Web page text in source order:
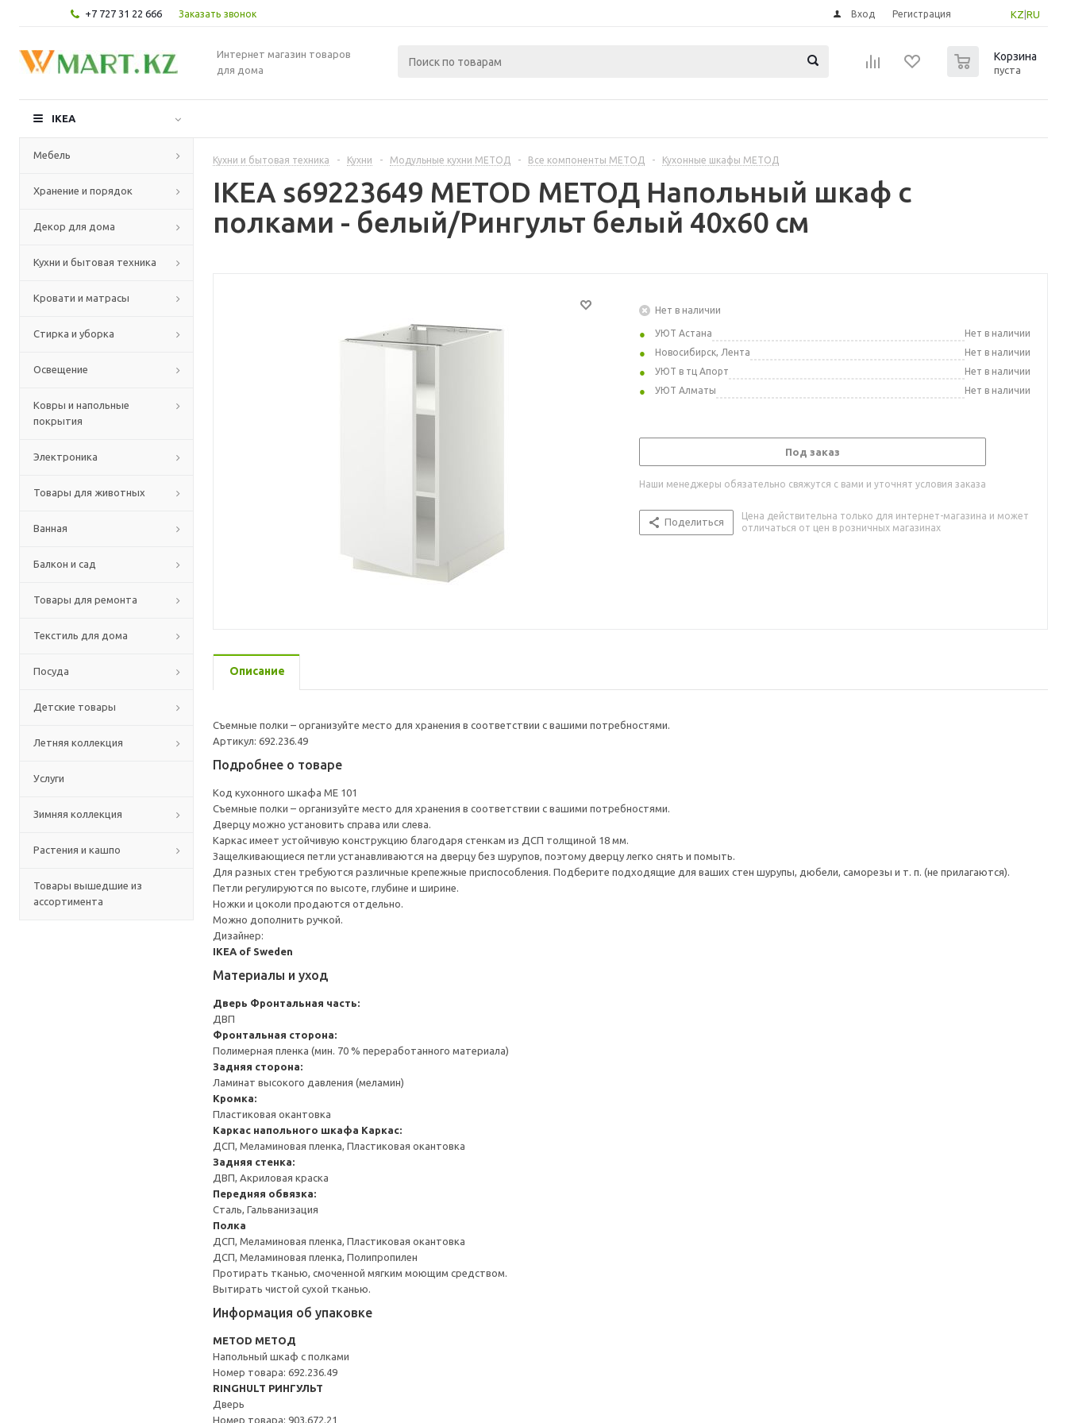
+7 727 31 22 666 Заказать звонок KZ RU
Вход Регистрация
Интернет магазин товаров
для дома
Корзина
пуста
IKEA
Мебель
Хранение и порядок
Декор для дома
Кухни и бытовая техника
Кровати и матрасы
Стирка и уборка
Освещение
Ковры и напольные
покрытия
Электроника
Товары для животных
Ванная
Балкон и сад
Товары для ремонта
Текстиль для дома
Посуда
Детские товары
Летняя коллекция
Услуги
Зимняя коллекция
Растения и кашпо
Товары вышедшие из
ассортимента
Кухни и бытовая техника - Кухни - Модульные кухни МЕТОД - Все компоненты МЕТОД - Кухонные шкафы МЕТОД
IKEA s69223649 METOD МЕТОД Напольный шкаф с
полками - белый/Рингульт белый 40x60 см
Нет в наличии
УЮТ Астана
Нет в наличии
Новосибирск, Лента
Нет в наличии
УЮТ в тц Апорт
Нет в наличии
УЮТ Алматы
Нет в наличии
Под заказ
Наши менеджеры обязательно свяжутся с вами и уточнят условия заказа
Поделиться
Цена действительна только для интернет-магазина и может
отличаться от цен в розничных магазинах
Описание
Съемные полки – организуйте место для хранения в соответствии с вашими потребностями.
Артикул: 692.236.49
Подробнее о товаре
Код кухонного шкафа ME 101
Съемные полки – организуйте место для хранения в соответствии с вашими потребностями.
Дверцу можно установить справа или слева.
Каркас имеет устойчивую конструкцию благодаря стенкам из ДСП толщиной 18 мм.
Защелкивающиеся петли устанавливаются на дверцу без шурупов, поэтому дверцу легко снять и помыть.
Для разных стен требуются различные крепежные приспособления. Подберите подходящие для ваших стен шурупы, дюбели, саморезы и т. п. (не прилагаются).
Петли регулируются по высоте, глубине и ширине.
Ножки и цоколи продаются отдельно.
Можно дополнить ручкой.
Дизайнер:
IKEA of Sweden
Материалы и уход
Дверь Фронтальная часть:
ДВП
Фронтальная сторона:
Полимерная пленка (мин. 70 % переработанного материала)
Задняя сторона:
Ламинат высокого давления (меламин)
Кромка:
Пластиковая окантовка
Каркас напольного шкафа Каркас:
ДСП, Меламиновая пленка, Пластиковая окантовка
Задняя стенка:
ДВП, Акриловая краска
Передняя обвязка:
Сталь, Гальванизация
Полка
ДСП, Меламиновая пленка, Пластиковая окантовка
ДСП, Меламиновая пленка, Полипропилен
Протирать тканью, смоченной мягким моющим средством.
Вытирать чистой сухой тканью.
Информация об упаковке
METOD МЕТОД
Напольный шкаф с полками
Номер товара: 692.236.49
RINGHULT РИНГУЛЬТ
Дверь
Номер товара: 903.672.21